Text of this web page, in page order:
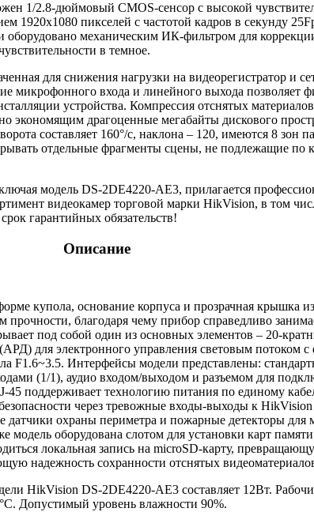
1/2.8-дюймовый CMOS-сенсор с высокой
1920х1080 пикселей с частотой кадров в секунду
механическим ИК-фильтром для
в темное.
для снижения нагрузки на видеорегистратор и
микрофонного входа и линейного выхода позволяет
устройства. Компрессия отснятых
экономящим драгоценные мегабайты дискового
составляет 160°/с, наклона – 120, имеются 8 зон
отдельные фрагменты сцены, не подлежащие по
модель DS-2DE4220-AE3, прилагается
видеокамер торговой марки HikVision, в том
гарантийных обязательств!
Описание
купола, основание корпуса и прозрачная крышка
благодаря чему прибор справедливо
под собой один из основных элементов – 20-
для электронного управления световым потоком
F1.6~3.5. Интерфейсы модели представлены:
(1/1), аудио входом/выходом и разъемом для
45 поддерживает технологию питания по единому
через тревожные входы-выходы к
датчики охраны периметра и пожарные детекторы для
модель оборудована слотом для установки карт
локальная запись на microSD-карту,
надежность сохранности отснятых
HikVision DS-2DE4220-AE3 составляет 12Вт.
Допустимый уровень влажности 90%.